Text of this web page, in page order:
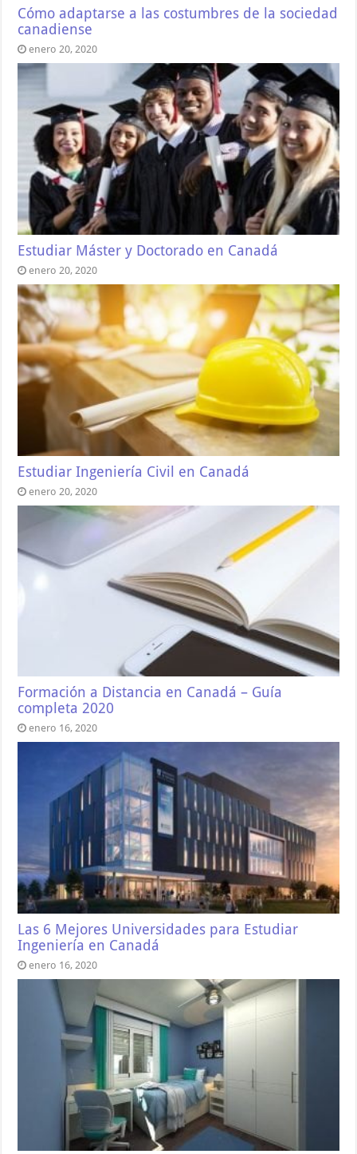
Cómo adaptarse a las costumbres de la sociedad
canadiense
enero 20, 2020
Estudiar Máster y Doctorado en Canadá
enero 20, 2020
Estudiar Ingeniería Civil en Canadá
enero 20, 2020
Formación a Distancia en Canadá – Guía
completa 2020
enero 16, 2020
Las 6 Mejores Universidades para Estudiar
Ingeniería en Canadá
enero 16, 2020